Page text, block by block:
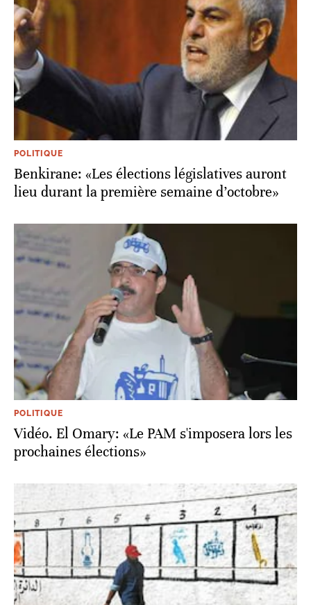
POLITIQUE
Benkirane: «Les élections législatives auront
lieu durant la première semaine d’octobre»
POLITIQUE
Vidéo. El Omary: «Le PAM s'imposera lors les
prochaines élections»